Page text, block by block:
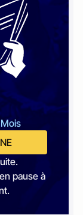
pause à